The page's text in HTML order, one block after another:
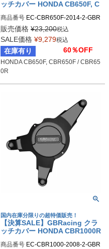
ッチカバー HONDA CB650F, C
商品番号 EC-CBR650F-2014-2-GBR
gbr_EC-CBR650F-2014-2-GBR
販売価格 ¥23,200税込
SALE価格 ¥9,279税込
在庫有り 60％OFF
HONDA CB650F, CBR650F / CBR65
0R
国内在庫分限りの超特価販売！
【決算SALE】GBRacing クラ
ッチカバー HONDA CBR1000R
商品番号 EC-CBR1000-2008-2-GBR